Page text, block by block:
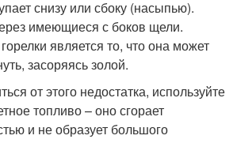
снизу или сбоку (насыпью).
имеющиеся с боков щели.
является то, что она может
засоряясь золой.
от этого недостатка, используйте
топливо – оно сгорает
и не образует большого